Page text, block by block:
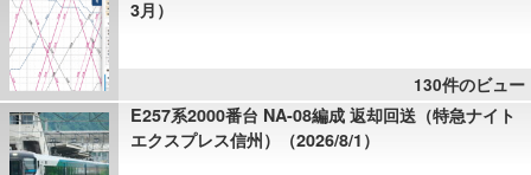
3月）
130件のビュー
E257系2000番台 NA-08編成 返却回送（特急ナイト
エクスプレス信州）（2026/8/1）